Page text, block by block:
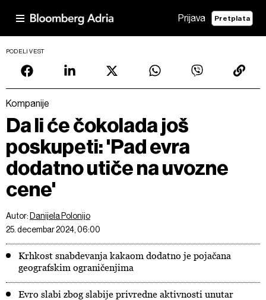
Prijava Pretplata
PODELI VEST
Kompanije
Da li će čokolada još
poskupeti: 'Pad evra
dodatno utiče na uvozne
cene'
Autor: Danijela Polonijo
25. decembar 2024, 06:00
Krhkost snabdevanja kakaom dodatno je pojačana
geografskim ograničenjima
Evro slabi zbog slabije privredne aktivnosti unutar